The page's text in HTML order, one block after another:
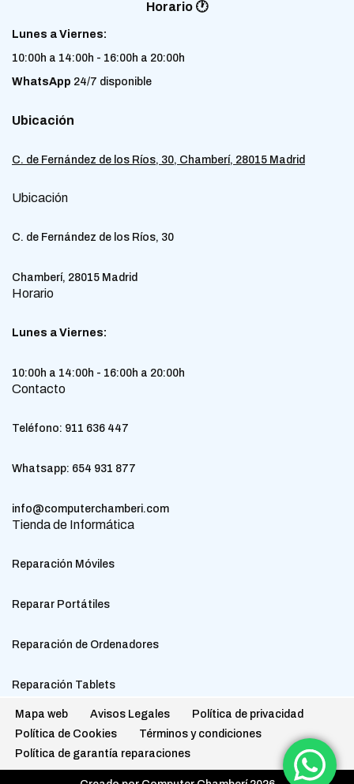
Horario 🕐
Lunes a Viernes:
10:00h a 14:00h - 16:00h a 20:00h
WhatsApp 24/7 disponible
Ubicación
C. de Fernández de los Ríos, 30, Chamberí, 28015 Madrid
Ubicación
C. de Fernández de los Ríos, 30
Chamberí, 28015 Madrid
Horario
Lunes a Viernes:
10:00h a 14:00h - 16:00h a 20:00h
Contacto
Teléfono: 911 636 447
Whatsapp: 654 931 877
info@computerchamberi.com
Tienda de Informática
Reparación Móviles
Reparar Portátiles
Reparación de Ordenadores
Reparación Tablets
Mapa web Avisos Legales
Política de privacidad
Política de Cookies
Términos y condiciones
Política de garantía reparaciones